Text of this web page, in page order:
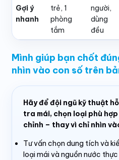
Gợi ý
nhanh
trẻ, 1
phòng
tắm
người,
dùng
đều
Mình giúp bạn chốt
nhìn vào con số trên
Hãy để đội ngũ kỹ thuật
tra mái, chọn loại phù
chỉnh – thay vì chỉ nhìn
Tư vấn chọn dung tích và
loại mái và nguồn nước